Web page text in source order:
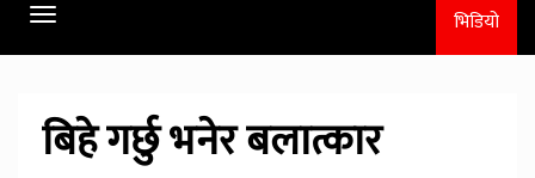
Toggle
navigation
भिडियो
बिहे गर्छु भनेर बलात्कार